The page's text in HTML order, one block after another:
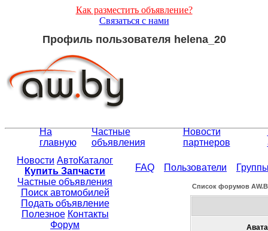
Как разместить объявление?
Связаться с нами
Профиль пользователя helena_20
На
главную
Частные
объявления
Новости
партнеров
Новости АвтоКаталог
Купить Запчасти
Частные объявления
Поиск автомобилей
Подать объявление
Полезное Контакты
Форум
FAQ Пользователи
Список форумов